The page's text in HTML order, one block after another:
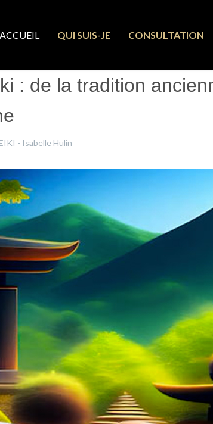
ACCUEIL QUI SUIS-JE CONSULTATION
: de la tradition
- Isabelle Hulin